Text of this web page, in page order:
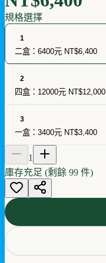
規格選擇
1
二盒：6400元 NT$6,400
2
四盒：12000元 NT$12,000
3
一盒：3400元 NT$3,400
1
庫存充足 (剩餘 99 件)